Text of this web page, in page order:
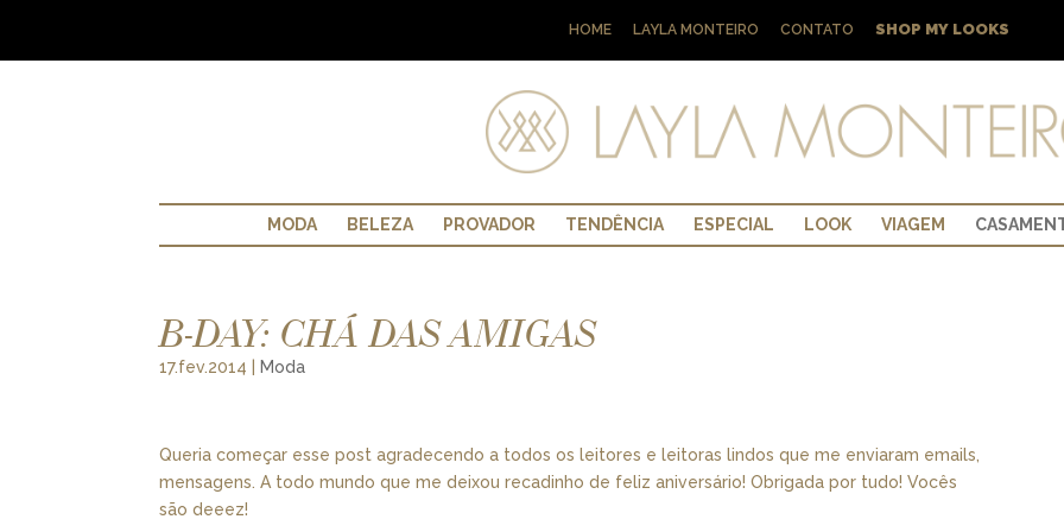
HOME LAYLA MONTEIRO CONTATO SHOP MY LOOKS
MODA BELEZA PROVADOR TENDÊNCIA ESPECIAL LOOK VIAGEM
B-DAY: CHÁ DAS AMIGAS
17.fev.2014 Moda
Queria começar esse post agradecendo a todos os leitores e leitoras lindos que me enviaram emails,
mensagens. A todo mundo que me deixou recadinho de feliz aniversário! Obrigada por tudo! Vocês
são deeez!